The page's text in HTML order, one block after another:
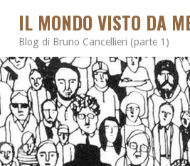
IL MONDO VISTO DA
Blog di Bruno Cancellieri (parte 1)